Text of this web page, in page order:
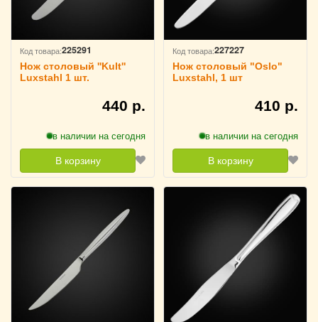
Код товара:225291
Нож столовый ''Kult''
Luxstahl 1 шт.
440 р.
в наличии на сегодня
В корзину
Код товара:227227
Нож столовый "Oslo"
Luxstahl, 1 шт
410 р.
в наличии на сегодня
В корзину